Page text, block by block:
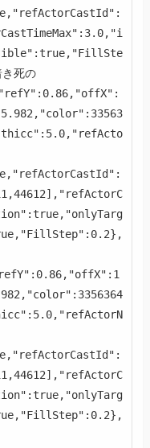
死の